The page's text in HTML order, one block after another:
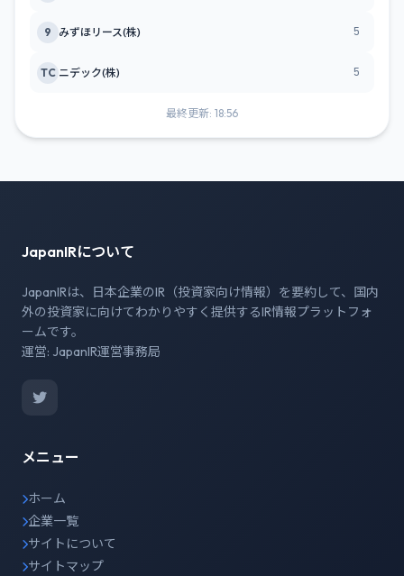
9 みずほリース(株) 5
TC ニデック(株) 5
最終更新: 18:56
JapanIRについて
JapanIRは、日本企業のIR（投資家向け情報）を要約して、国内
外の投資家に向けてわかりやすく提供するIR情報プラットフォ
ームです。
運営: JapanIR運営事務局
メニュー
ホーム
企業一覧
サイトについて
サイトマップ